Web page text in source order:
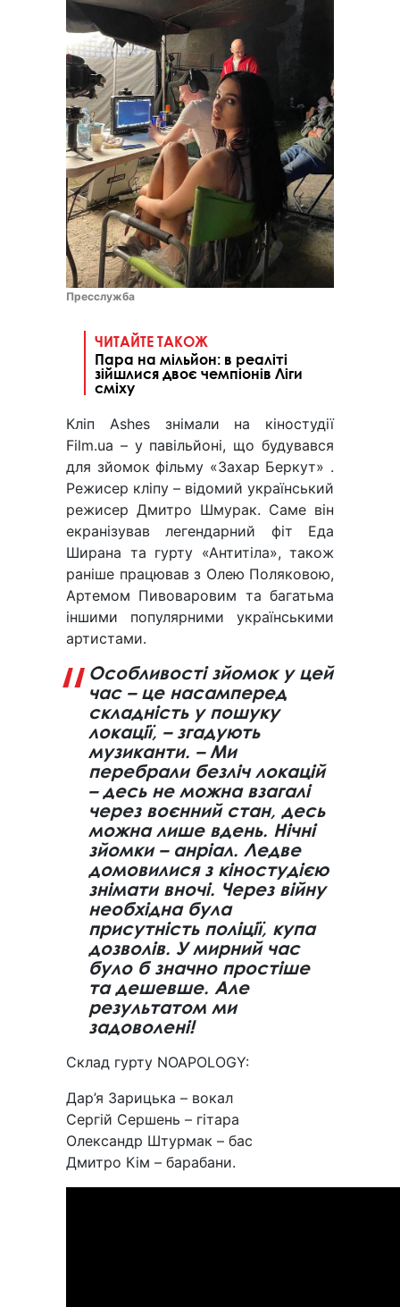
Пресслужба
ЧИТАЙТЕ ТАКОЖ
Пара на мільйон: в реаліті
зійшлися двоє чемпіонів Ліги
сміху
Кліп Ashes знімали на кіностудії
Film.ua – у павільйоні, що будувався
для зйомок фільму «Захар Беркут» .
Режисер кліпу – відомий український
режисер Дмитро Шмурак. Саме він
екранізував легендарний фіт Еда
Ширана та гурту «Антитіла», також
раніше працював з Олею Поляковою,
Артемом Пивоваровим та багатьма
іншими популярними українськими
артистами.
Особливості зйомок у цей
час – це насамперед
складність у пошуку
локації, – згадують
музиканти. – Ми
перебрали безліч локацій
– десь не можна взагалі
через воєнний стан, десь
можна лише вдень. Нічні
зйомки – анріал. Ледве
домовилися з кіностудією
знімати вночі. Через війну
необхідна була
присутність поліції, купа
дозволів. У мирний час
було б значно простіше
та дешевше. Але
результатом ми
задоволені!
Склад гурту NOAPOLOGY:
Дар’я Зарицька – вокал
Сергій Сершень – гітара
Олександр Штурмак – бас
Дмитро Кім – барабани.